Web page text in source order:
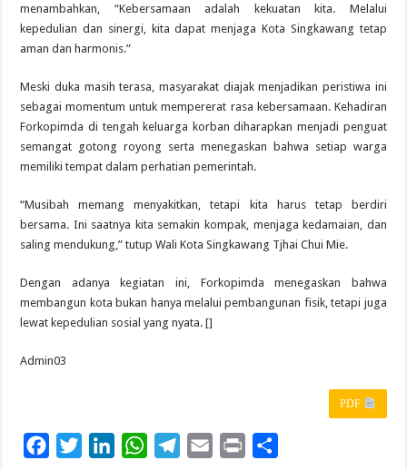
menambahkan, “Kebersamaan adalah kekuatan kita. Melalui
kepedulian dan sinergi, kita dapat menjaga Kota Singkawang tetap
aman dan harmonis.”
Meski duka masih terasa, masyarakat diajak menjadikan peristiwa ini
sebagai momentum untuk mempererat rasa kebersamaan. Kehadiran
Forkopimda di tengah keluarga korban diharapkan menjadi penguat
semangat gotong royong serta menegaskan bahwa setiap warga
memiliki tempat dalam perhatian pemerintah.
“Musibah memang menyakitkan, tetapi kita harus tetap berdiri
bersama. Ini saatnya kita semakin kompak, menjaga kedamaian, dan
saling mendukung,” tutup Wali Kota Singkawang Tjhai Chui Mie.
Dengan adanya kegiatan ini, Forkopimda menegaskan bahwa
membangun kota bukan hanya melalui pembangunan fisik, tetapi juga
lewat kepedulian sosial yang nyata. []
Admin03
PDF
W